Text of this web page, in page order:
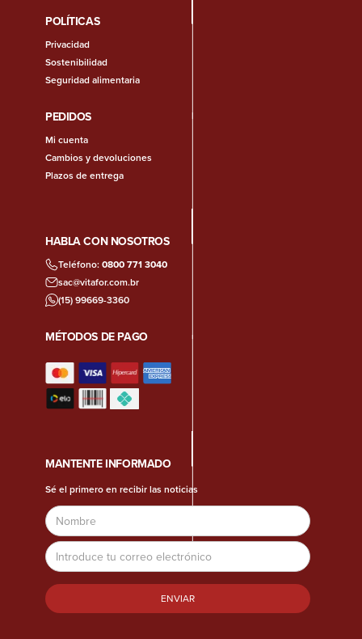
POLÍTICAS
Privacidad
Sostenibilidad
Seguridad alimentaria
PEDIDOS
Mi cuenta
Cambios y devoluciones
Plazos de entrega
HABLA CON NOSOTROS
Teléfono:0800 771 3040
sac@vitafor.com.br
(15) 99669-3360
MÉTODOS DE PAGO
MANTENTE INFORMADO
Sé el primero en recibir las noticias
Nombre
Dirección
de
correo
electrónico